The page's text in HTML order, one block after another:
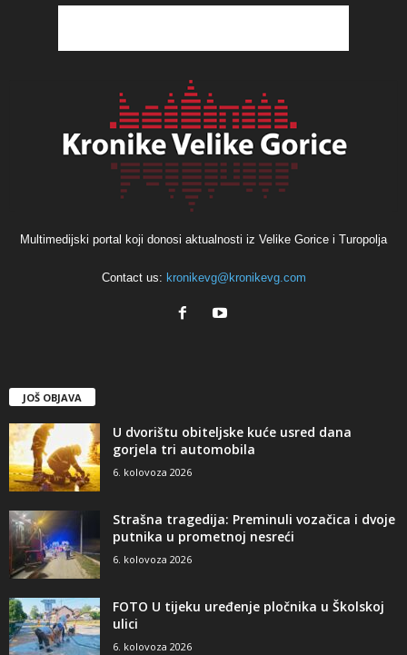
Multimedijski portal koji donosi aktualnosti iz Velike Gorice i Turopolja
Contact us: kronikevg@kronikevg.com
JOŠ OBJAVA
U dvorištu obiteljske kuće usred dana
gorjela tri automobila
6. kolovoza 2026
Strašna tragedija: Preminuli vozačica i dvoje
putnika u prometnoj nesreći
6. kolovoza 2026
FOTO U tijeku uređenje pločnika u Školskoj
ulici
6. kolovoza 2026